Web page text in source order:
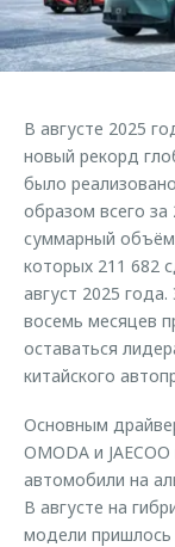
Страхование
Кредитный
Одежда и
Оригинальные
Запчасти
Трейд-ин
Калькулятор
Клиентская
O&J Автоклуб
Приложение O&J
Аксессуары
Одежда и
Оригинальные
Запчасти
Обратная связь
В августе 2025
новый рекорд
было
образом всего
суммарный
которых 211 682
август 2025
восемь месяцев
оставаться
китайского
Основным
OMODA и
автомобили на
В августе на
модели